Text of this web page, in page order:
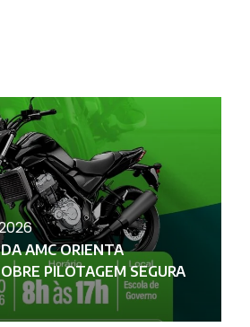
AMC ORIENTA
PILOTAGEM SEGURA